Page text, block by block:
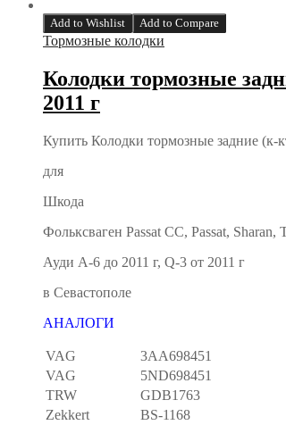
Add to Wishlist Add to Compare
Тормозные колодки
Колодки тормозные
2011 г
Купить Колодки тормозные задние (к-
для
Шкода
Фольксваген Passat CC, Passat, Sharan,
Ауди А-6 до 2011 г, Q-3 от 2011 г
в Севастополе
АНАЛОГИ
VAG
3AA698451
VAG
5ND698451
TRW
GDB1763
Zekkert
BS-1168